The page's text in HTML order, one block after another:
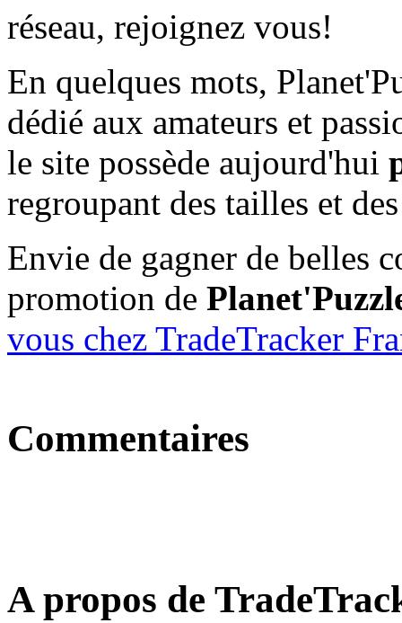
réseau, rejoignez vous!
En quelques mots,
dédié aux amateurs et
le site possède aujourd'hui
regroupant des tailles et
Envie de gagner de belles
promotion de
vous chez TradeTracker
Commentaires
A propos de